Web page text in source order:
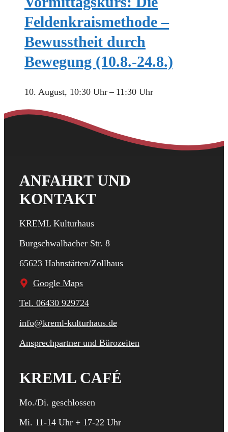
Feldenkraismethode –
Bewusstheit durch
Bewegung (10.8.-24.8.)
10. August, 10:30 Uhr– 11:30 Uhr
ANFAHRT UND
KONTAKT
KREML Kulturhaus
Burgschwalbacher Str. 8
65623 Hahnstätten/Zollhaus
Google Maps
Tel. 06430 929724
info@kreml-kulturhaus.de
Ansprechpartner und Bürozeiten
KREML CAFÉ
Mo./Di. geschlossen
Mi. 11-14 Uhr + 17-22 Uhr